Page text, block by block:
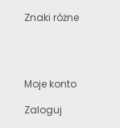
Znaki różne
Moje konto
Zaloguj